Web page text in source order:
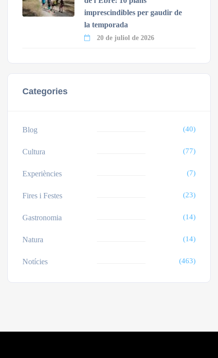
imprescindibles per gaudir de
la temporada
20 de juliol de 2026
Categories
Blog (40)
Cultura (77)
Experiències (7)
Fires i Festes (23)
Gastronomia (14)
Natura (14)
Notícies (463)